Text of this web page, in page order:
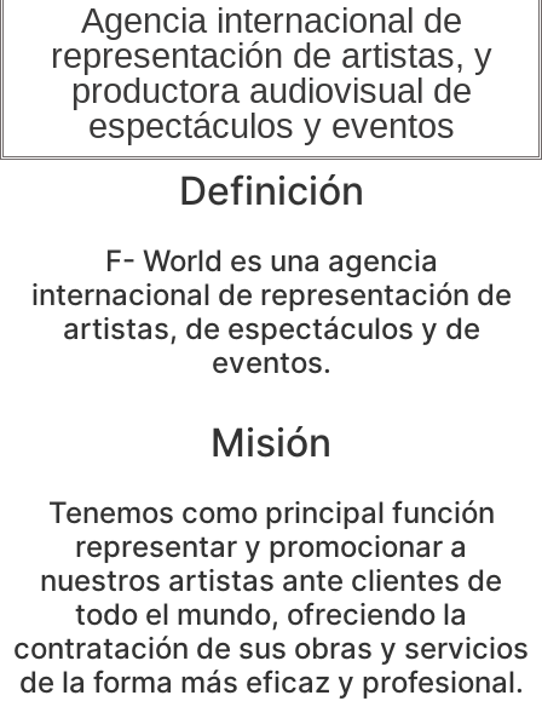
Agencia internacional de
representación de artistas, y
productora audiovisual de
espectáculos y eventos
Definición
F- World es una agencia
internacional de representación de
artistas, de espectáculos y de
eventos.
Misión
Tenemos como principal función
representar y promocionar a
nuestros artistas ante clientes de
todo el mundo, ofreciendo la
contratación de sus obras y servicios
de la forma más eficaz y profesional.